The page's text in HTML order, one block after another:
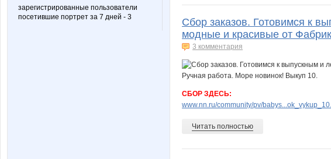
зарегистрированные пользователи
посетившие портрет за 7 дней - 3
Сбор заказов. Готовимся к
модные и красивые от
3 комментария
СБОР ЗДЕСЬ:
www.nn.ru/community/pv/
Читать полностью